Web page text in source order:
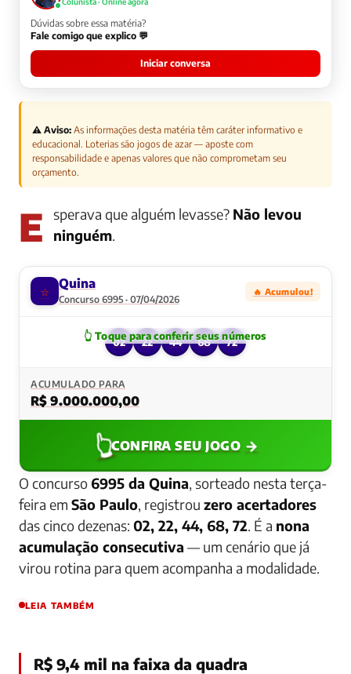
Dúvidas sobre essa matéria?
Fale comigo que explico 💬
Iniciar conversa
⚠️ Aviso: As informações desta matéria têm caráter informativo e
educacional. Loterias são jogos de azar — aposte com
responsabilidade e apenas valores que não comprometam seu
orçamento.
Esperava que alguém levasse? Não levou
ninguém.
⭐ Quina
Concurso 6995 · 07/04/2026
🔥 Acumulou!
02 22 44 68 72
ACUMULADO PARA
R$ 9.000.000,00
👆CONFIRA SEU JOGO →
O concurso 6995 da Quina, sorteado nesta terça-
feira em São Paulo, registrou zero acertadores
das cinco dezenas: 02, 22, 44, 68, 72. É a nona
acumulação consecutiva — um cenário que já
virou rotina para quem acompanha a modalidade.
LEIA TAMBÉM
R$ 9,4 mil na faixa da quadra